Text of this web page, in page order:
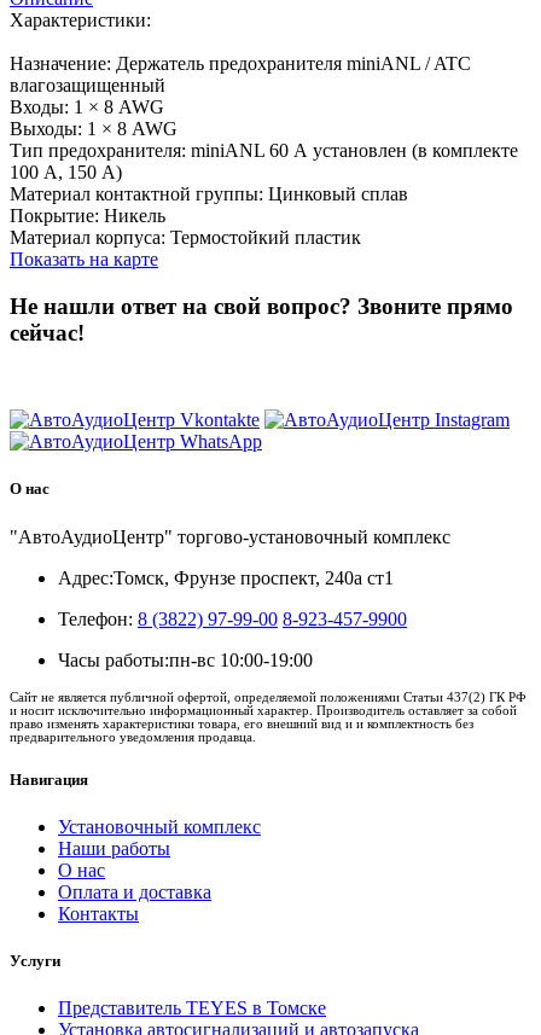
Характеристики:
Назначение: Держатель предохранителя miniANL / ATC
влагозащищенный
Входы: 1 × 8 AWG
Выходы: 1 × 8 AWG
Тип предохранителя: miniANL 60 А установлен (в комплекте
100 А, 150 А)
Материал контактной группы: Цинковый сплав
Покрытие: Никель
Материал корпуса: Термостойкий пластик
Показать на карте
Не нашли ответ на свой вопрос? Звоните прямо
сейчас!
О нас
"АвтоАудиоЦентр" торгово-установочный комплекс
Адрес:Томск, Фрунзе проспект, 240а ст1
Телефон: 8 (3822) 97-99-00 8-923-457-9900
Часы работы:пн-вс 10:00-19:00
Сайт не является публичной офертой, определяемой положениями Статьи 437(2) ГК РФ
и носит исключительно информационный характер. Производитель оставляет за собой
право изменять характеристики товара, его внешний вид и и комплектность без
предварительного уведомления продавца.
Навигация
Установочный комплекс
Наши работы
О нас
Оплата и доставка
Контакты
Услуги
Представитель TEYES в Томске
Установка автосигнализаций и автозапуска